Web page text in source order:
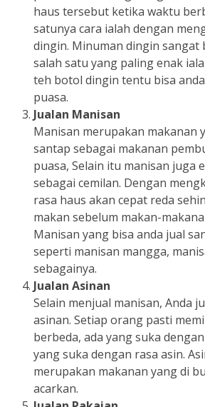
haus tersebut ketika waktu
satunya cara ialah dengan
dingin. Minuman dingin sangat
salah satu yang paling enak
teh botol dingin tentu bisa
puasa.
Jualan Manisan
Manisan merupakan makanan
santap sebagai makanan
puasa, Selain itu manisan juga
sebagai cemilan. Dengan
rasa haus akan cepat reda
makan sebelum makan-
Manisan yang bisa anda jual
seperti manisan mangga,
sebagainya.
Jualan Asinan
Selain menjual manisan, Anda
asinan. Setiap orang pasti
berbeda, ada yang suka
yang suka dengan rasa asin.
merupakan makanan yang di
acarkan.